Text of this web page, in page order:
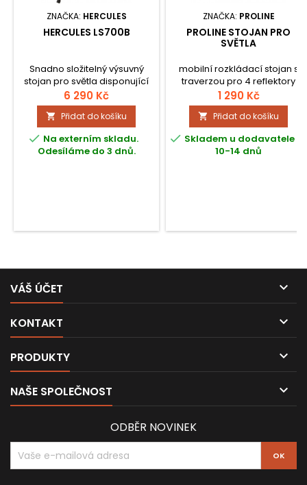
ZNAČKA: HERCULES
HERCULES LS700B
Snadno složitelný výsuvný
stojan pro světla disponující
systémem Quik-N-EZ Gear
Up pro rychlé a jednoduché
nastavení. Zesílený T-
bar. Nastavitelná výška 164 -
350 cm, nosnost 45 kg,
hmotnost 10,2 kg, rádius
6 290 Kč
 Přidat do košíku
 Na externím skladu.
Odesíláme do 3 dnů.
ZNAČKA: PROLINE
PROLINE STOJAN PRO
SVĚTLA
mobilní rozkládací stojan s
traverzou pro 4 reflektory
1 290 Kč
 Přidat do košíku
 Skladem u dodavatele -
10-14 dnů
VÁŠ ÚČET 
KONTAKT 
PRODUKTY 
NAŠE SPOLEČNOST 
ODBĚR NOVINEK